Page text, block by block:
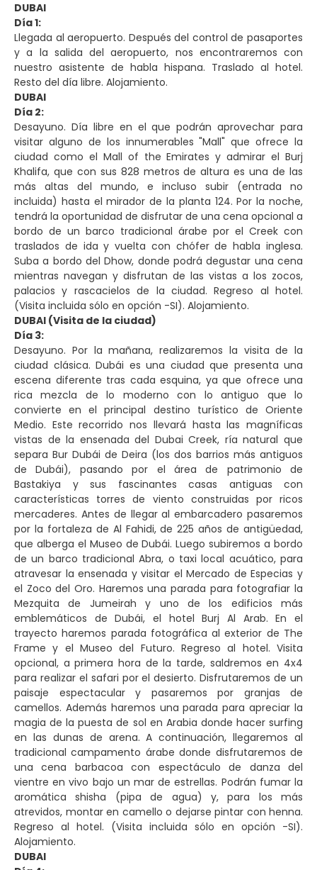
DUBAI
Día 1:
Llegada al aeropuerto. Después del control de pasaportes
y a la salida del aeropuerto, nos encontraremos con
nuestro asistente de habla hispana. Traslado al hotel.
Resto del día libre. Alojamiento.
DUBAI
Día 2:
Desayuno. Día libre en el que podrán aprovechar para
visitar alguno de los innumerables "Mall" que ofrece la
ciudad como el Mall of the Emirates y admirar el Burj
Khalifa, que con sus 828 metros de altura es una de las
más altas del mundo, e incluso subir (entrada no
incluida) hasta el mirador de la planta 124. Por la noche,
tendrá la oportunidad de disfrutar de una cena opcional a
bordo de un barco tradicional árabe por el Creek con
traslados de ida y vuelta con chófer de habla inglesa.
Suba a bordo del Dhow, donde podrá degustar una cena
mientras navegan y disfrutan de las vistas a los zocos,
palacios y rascacielos de la ciudad. Regreso al hotel.
(Visita incluida sólo en opción -SI). Alojamiento.
DUBAI (Visita de la ciudad)
Día 3:
Desayuno. Por la mañana, realizaremos la visita de la
ciudad clásica. Dubái es una ciudad que presenta una
escena diferente tras cada esquina, ya que ofrece una
rica mezcla de lo moderno con lo antiguo que lo
convierte en el principal destino turístico de Oriente
Medio. Este recorrido nos llevará hasta las magníficas
vistas de la ensenada del Dubai Creek, ría natural que
separa Bur Dubái de Deira (los dos barrios más antiguos
de Dubái), pasando por el área de patrimonio de
Bastakiya y sus fascinantes casas antiguas con
características torres de viento construidas por ricos
mercaderes. Antes de llegar al embarcadero pasaremos
por la fortaleza de Al Fahidi, de 225 años de antigüedad,
que alberga el Museo de Dubái. Luego subiremos a bordo
de un barco tradicional Abra, o taxi local acuático, para
atravesar la ensenada y visitar el Mercado de Especias y
el Zoco del Oro. Haremos una parada para fotografiar la
Mezquita de Jumeirah y uno de los edificios más
emblemáticos de Dubái, el hotel Burj Al Arab. En el
trayecto haremos parada fotográfica al exterior de The
Frame y el Museo del Futuro. Regreso al hotel. Visita
opcional, a primera hora de la tarde, saldremos en 4x4
para realizar el safari por el desierto. Disfrutaremos de un
paisaje espectacular y pasaremos por granjas de
camellos. Además haremos una parada para apreciar la
magia de la puesta de sol en Arabia donde hacer surfing
en las dunas de arena. A continuación, llegaremos al
tradicional campamento árabe donde disfrutaremos de
una cena barbacoa con espectáculo de danza del
vientre en vivo bajo un mar de estrellas. Podrán fumar la
aromática shisha (pipa de agua) y, para los más
atrevidos, montar en camello o dejarse pintar con henna.
Regreso al hotel. (Visita incluida sólo en opción -SI).
Alojamiento.
DUBAI